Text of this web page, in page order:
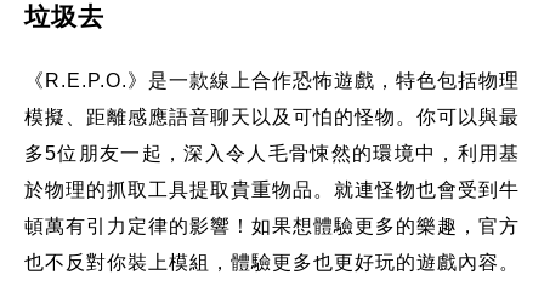
垃圾去
《R.E.P.O.》是一款線上合作恐怖遊戲，特色包括物理
模擬、距離感應語音聊天以及可怕的怪物。你可以與最
多5位朋友一起，深入令人毛骨悚然的環境中，利用基
於物理的抓取工具提取貴重物品。就連怪物也會受到牛
頓萬有引力定律的影響！如果想體驗更多的樂趣，官方
也不反對你裝上模組，體驗更多也更好玩的遊戲內容。